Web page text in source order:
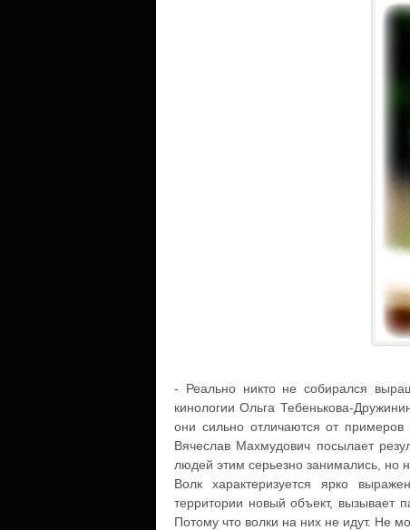
- Реально никто не собирался
кинологии Ольга Тебенькова-
они сильно отличаются от
Вячеслав Махмудович посылает
людей этим серьезно занимались, но
Волк характеризуется ярко
территории новый объект, вызывает
Потому что волки на них не идут. Не